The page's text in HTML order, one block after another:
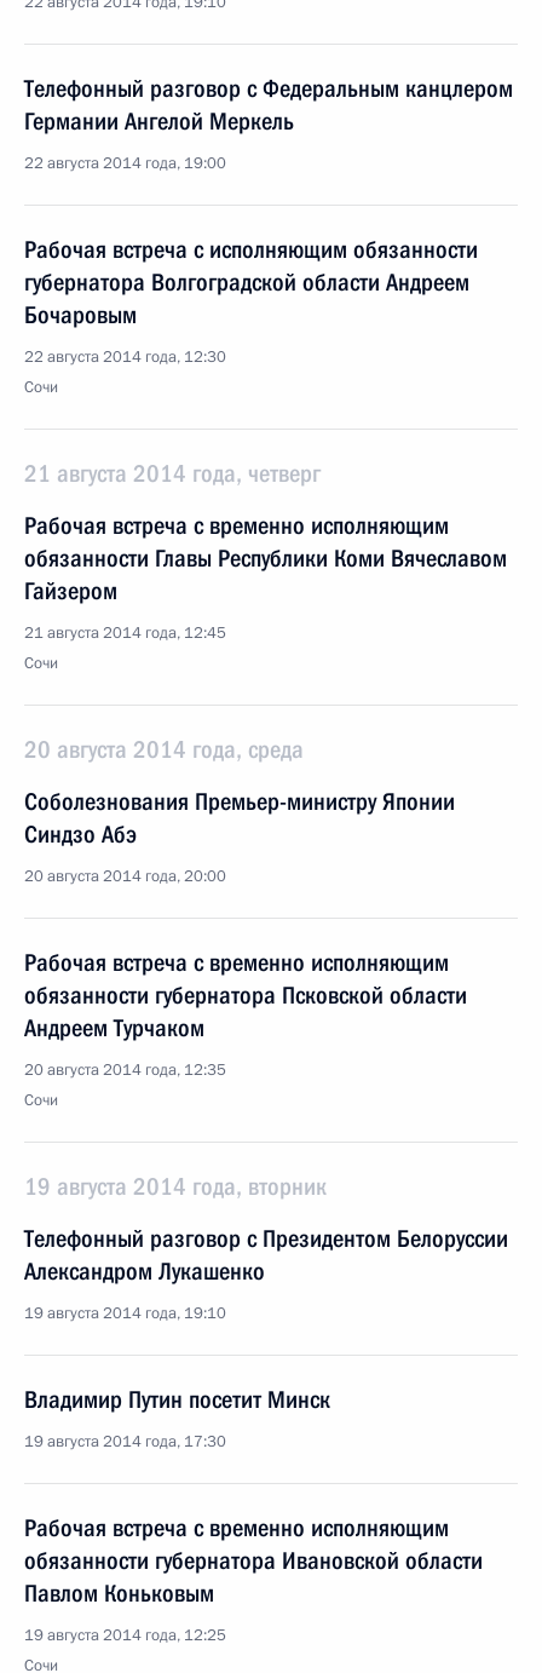
Телефонный разговор с Федеральным канцлером
Германии Ангелой Меркель
22 августа 2014 года, 19:00
Рабочая встреча с исполняющим обязанности
губернатора Волгоградской области Андреем
Бочаровым
22 августа 2014 года, 12:30
Сочи
21 августа 2014 года, четверг
Рабочая встреча с временно исполняющим
обязанности Главы Республики Коми Вячеславом
Гайзером
21 августа 2014 года, 12:45
Сочи
20 августа 2014 года, среда
Соболезнования Премьер-министру Японии
Синдзо Абэ
20 августа 2014 года, 20:00
Рабочая встреча с временно исполняющим
обязанности губернатора Псковской области
Андреем Турчаком
20 августа 2014 года, 12:35
Сочи
19 августа 2014 года, вторник
Телефонный разговор с Президентом Белоруссии
Александром Лукашенко
19 августа 2014 года, 19:10
Владимир Путин посетит Минск
19 августа 2014 года, 17:30
Рабочая встреча с временно исполняющим
обязанности губернатора Ивановской области
Павлом Коньковым
19 августа 2014 года, 12:25
Сочи